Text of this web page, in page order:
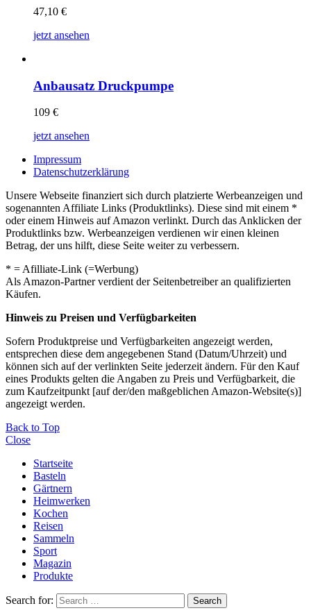
47,10 €
jetzt ansehen
Anbausatz Druckpumpe
109 €
jetzt ansehen
Impressum
Datenschutzerklärung
Unsere Webseite finanziert sich durch platzierte Werbeanzeigen und
sogenannten Affiliate Links (Produktlinks). Diese sind mit einem *
oder einem Hinweis auf Amazon verlinkt. Durch das Anklicken der
Produktlinks bzw. Werbeanzeigen verdienen wir einen kleinen
Betrag, der uns hilft, diese Seite weiter zu verbessern.
* = Afilliate-Link (=Werbung)
Als Amazon-Partner verdient der Seitenbetreiber an qualifizierten
Käufen.
Hinweis zu Preisen und Verfügbarkeiten
Sofern Produktpreise und Verfügbarkeiten angezeigt werden,
entsprechen diese dem angegebenen Stand (Datum/Uhrzeit) und
können sich auf der verlinkten Seite jederzeit ändern. Für den Kauf
eines Produkts gelten die Angaben zu Preis und Verfügbarkeit, die
zum Kaufzeitpunkt [auf der/den maßgeblichen Amazon-Website(s)]
angezeigt werden.
Back to Top
Close
Startseite
Basteln
Gärtnern
Heimwerken
Kochen
Reisen
Sammeln
Sport
Magazin
Produkte
Search for: Search